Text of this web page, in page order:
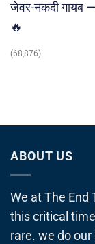
जेवर-नकदी गायब —
🔥
(68,876)
ABOUT US
We at The End
this critical
rare. we do